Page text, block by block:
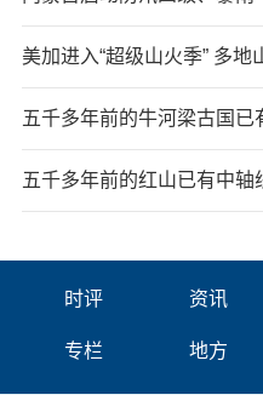
美加进入“超级山火季” 多地
五千多年前的牛河梁古国已
五千多年前的红山已有中轴
时评 资讯
专栏 地方